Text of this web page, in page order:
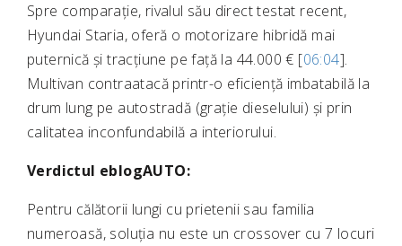
Spre comparație, rivalul său direct testat recent,
Hyundai Staria, oferă o motorizare hibridă mai
puternică și tracțiune pe față la 44.000 € [06:04].
Multivan contraatacă printr-o eficiență imbatabilă la
drum lung pe autostradă (grație dieselului) și prin
calitatea inconfundabilă a interiorului.
Verdictul eblogAUTO:
Pentru călătorii lungi cu prietenii sau familia
numeroasă, soluția nu este un crossover cu 7 locuri